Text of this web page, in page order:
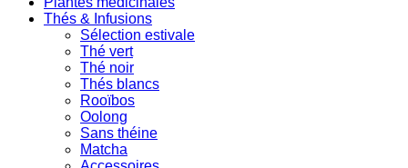
Thés & Infusions
Sélection estivale
Thé vert
Thé noir
Thés blancs
Rooïbos
Oolong
Sans théine
Matcha